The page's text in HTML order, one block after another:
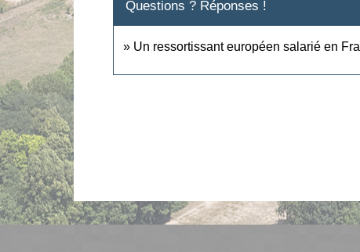
Questions ? Réponses !
Un ressortissant européen salarié en